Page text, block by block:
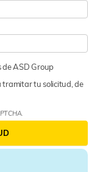
de ASD Group
tramitar tu solicitud, de